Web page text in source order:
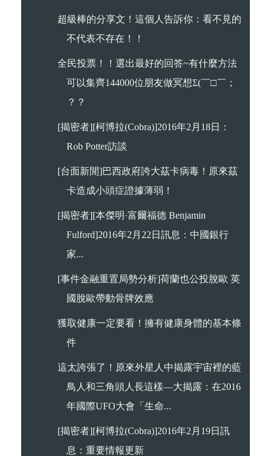
超級棒的分享文！這個人告訴你：看不見的
不代表不存在！！
全民投票！！選出最好的回答~有什麼方法
可以集齊144000位朋友做冥想Σ(￣□￣；
？？
[揭密者][柯博拉(Cobra)]2016年2月18日：
Rob Potter訪談
[台面新閒]巴西政府誇大茲卡病毒！原來茲
卡造成小頭症證據薄弱！
[揭密者][本傑明·富爾福德 Benjamin
Fulford]2016年2月22日訊息：中國銀行
家...
[事件金融重置局勢分析]荷蘭也公投脫歐 英
國脫歐帶動骨牌效應
獲取健康一定要看！擁有健康身體的基本條
件
這太誇張了！原來外星人中揭露宇宙裡的藍
鳥人和三角頭人長這樣—大揭露：在2016
年國際UFO大會「生命...
[揭密者][柯博拉(Cobra)]2016年2月19日訊
息：重要情報更新